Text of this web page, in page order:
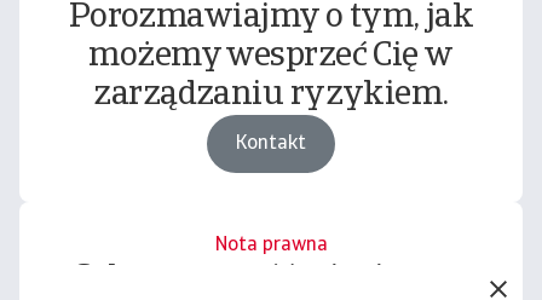
Porozmawiajmy o tym, jak
możemy wesprzeć Cię w
zarządzaniu ryzykiem.
Kontakt
Nota prawna